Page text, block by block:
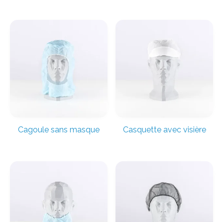
Cagoule sans masque Casquette avec visière